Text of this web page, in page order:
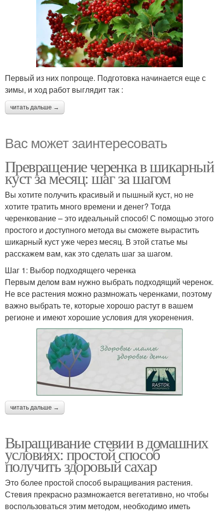
Первый из них попроще. Подготовка начинается еще с
зимы, и ход работ выглядит так :
читать дальше →
Вас может заинтересовать
Превращение черенка в шикарный
куст за месяц: шаг за шагом
Вы хотите получить красивый и пышный куст, но не
хотите тратить много времени и денег? Тогда
черенкование – это идеальный способ! С помощью этого
простого и доступного метода вы сможете вырастить
шикарный куст уже через месяц. В этой статье мы
расскажем вам, как это сделать шаг за шагом.
Шаг 1: Выбор подходящего черенка
Первым делом вам нужно выбрать подходящий черенок.
Не все растения можно размножать черенками, поэтому
важно выбрать те, которые хорошо растут в вашем
регионе и имеют хорошие условия для укоренения.
читать дальше →
Выращивание стевии в домашних
условиях: простой способ
получить здоровый сахар
Это более простой способ выращивания растения.
Стевия прекрасно размножается вегетативно, но чтобы
воспользоваться этим методом, необходимо иметь